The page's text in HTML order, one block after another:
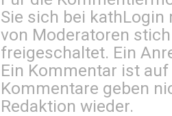
Sie sich bei kathLogin
von Moderatoren
freigeschaltet. Ein
Ein Kommentar ist
Kommentare geben
Redaktion wieder.